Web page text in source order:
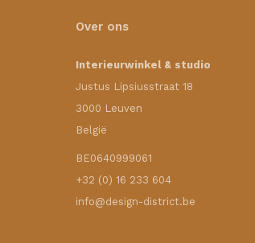
Over ons
Interieurwinkel & studio
Justus Lipsiusstraat 18
3000 Leuven
België
BE0640999061
+32 (0) 16 233 604
info@design-district.be